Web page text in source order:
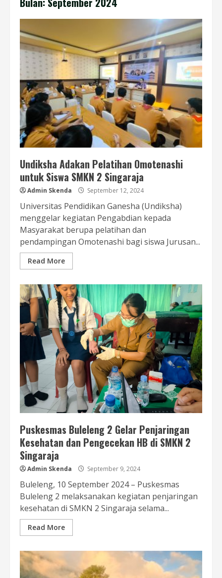
Undiksha Adakan Pelatihan Omotenashi
untuk Siswa SMKN 2 Singaraja
Admin Skenda September 12, 2024
Universitas Pendidikan Ganesha (Undiksha)
menggelar kegiatan Pengabdian kepada
Masyarakat berupa pelatihan dan
pendampingan Omotenashi bagi siswa Jurusan...
Read More
Puskesmas Buleleng 2 Gelar Penjaringan
Kesehatan dan Pengecekan HB di SMKN 2
Singaraja
Admin Skenda September 9, 2024
Buleleng, 10 September 2024 – Puskesmas
Buleleng 2 melaksanakan kegiatan penjaringan
kesehatan di SMKN 2 Singaraja selama...
Read More